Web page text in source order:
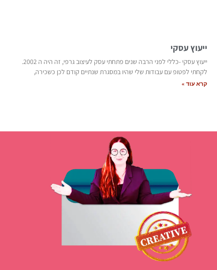
ייעוץ עסקי
ייעוץ עסקי -כללי לפני הרבה שנים פתחתי עסק לעיצוב גרפי, זה היה ה 2002.
לקחתי לפטופ עם עבודות שלי שהיו במסגרת שנתיים קודם לכן כשכירה,
קרא עוד »